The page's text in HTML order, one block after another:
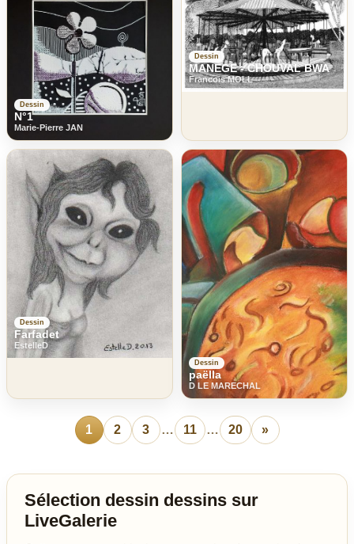
Dessin
N°1
Marie-Pierre JAN
Dessin
MANEGE - CHOUVAL BWA
Francois MOLL
Dessin
Farfadet
EstelleD
Dessin
paëlla
D LE MARECHAL
1 2 3 … 11 … 20 »
Sélection dessin dessins sur
LiveGalerie